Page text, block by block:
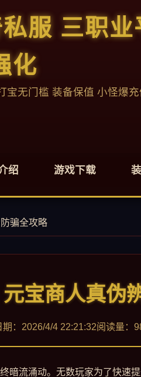
服 三职
化
无门槛 装备保值 小怪爆充
绍 游戏下载
骗全攻略
宝商人真伪
期：2026/4/4 22:21:32阅读量：
流涌动。无数玩家为了快速